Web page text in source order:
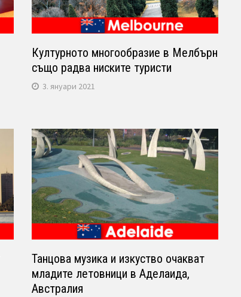
Културното многообразие в Мелбърн
също радва ниските туристи
3. януари 2021
Танцова музика и изкуство очакват
младите летовници в Аделаида,
Австралия